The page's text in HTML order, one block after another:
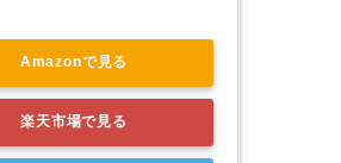
Amazonで見る
楽天市場で見る